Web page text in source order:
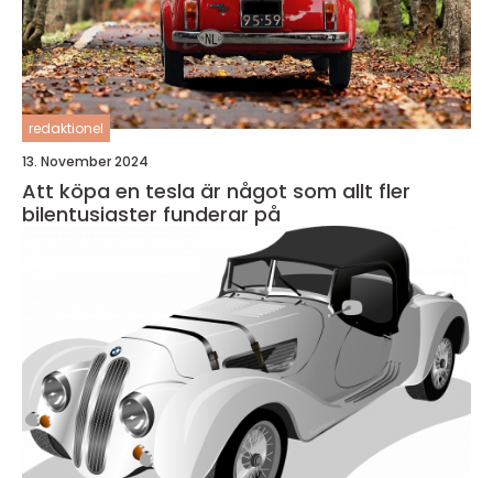
redaktionel
13. November 2024
Att köpa en tesla är något som allt fler
bilentusiaster funderar på